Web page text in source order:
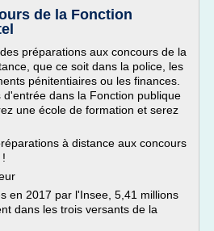
de la Fonction
préparations aux concours de la
que ce soit dans la police, les
pénitentiaires ou les finances.
dans la Fonction publique
une école de formation et serez
à distance aux concours
en 2017 par l'Insee, 5,41 millions
dans les trois versants de la